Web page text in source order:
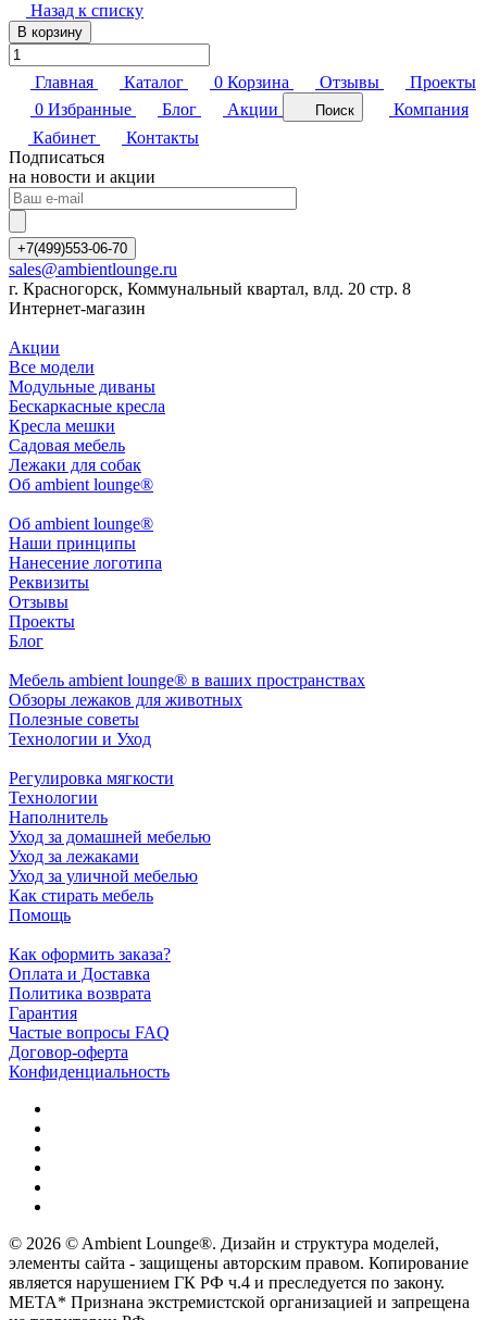
Назад к списку
В корзину
Главная Каталог 0 Корзина Отзывы
Проекты
0 Избранные Блог Акции Поиск
Компания
Кабинет
Контакты
Подписаться
на новости и акции
+7(499)553-06-70
sales@ambientlounge.ru
г. Красногорск, Коммунальный квартал, влд. 20 стр. 8
Интернет-магазин
Акции
Все модели
Модульные диваны
Бескаркасные кресла
Кресла мешки
Садовая мебель
Лежаки для собак
Об ambient lounge®
Oб ambient lounge®
Наши принципы
Нанесение логотипа
Реквизиты
Отзывы
Проекты
Блог
Мебель ambient lounge® в ваших пространствах
Обзоры лежаков для животных
Полезные советы
Технологии и Уход
Регулировка мягкости
Технологии
Наполнитель
Уход за домашней мебелью
Уход за лежаками
Уход за уличной мебелью
Как стирать мебель
Помощь
Как оформить заказа?
Оплата и Доставка
Политика возврата
Гарантия
Частые вопросы FAQ
Договор-оферта
Конфиденциальность
© 2026 © Ambient Lounge®. Дизайн и структура моделей,
элементы сайта - защищены авторским правом. Копирование
является нарушением ГК РФ ч.4 и преследуется по закону.
МЕТА* Признана экстремистской организацией и запрещена